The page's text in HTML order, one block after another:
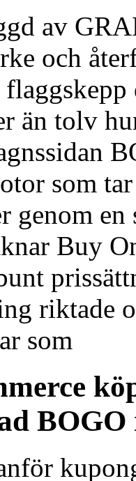
av
och
än tolv
som
genom
Buy
riktade
som
BOGO